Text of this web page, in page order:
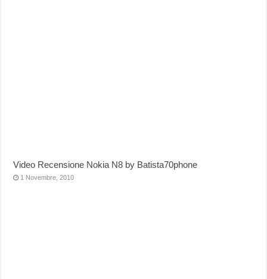
Video Recensione Nokia N8 by Batista70phone
1 Novembre, 2010